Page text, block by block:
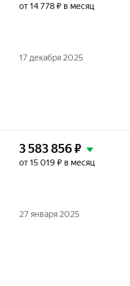
от 14 778 ₽ в месяц
17 декабря 2025
3 583 856₽
от 15 019 ₽ в месяц
27 января 2025